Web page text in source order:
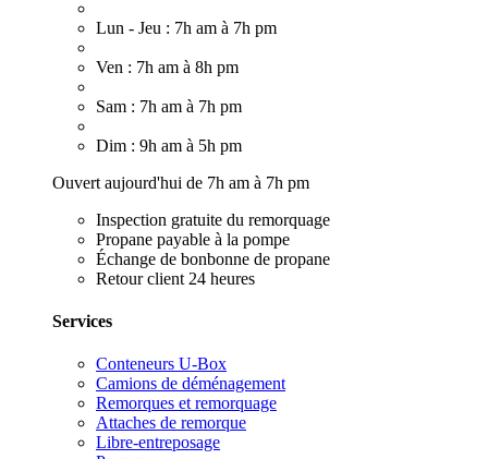
Lun - Jeu : 7h am à 7h pm
Ven : 7h am à 8h pm
Sam : 7h am à 7h pm
Dim : 9h am à 5h pm
Ouvert aujourd'hui de 7h am à 7h pm
Inspection gratuite du remorquage
Propane payable à la pompe
Échange de bonbonne de propane
Retour client 24 heures
Services
Conteneurs U-Box
Camions de déménagement
Remorques et remorquage
Attaches de remorque
Libre-entreposage